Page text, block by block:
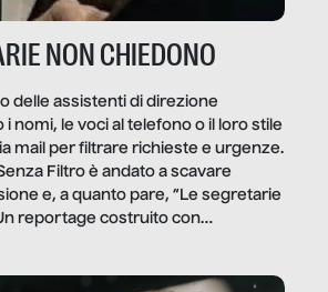
NON CHIEDONO
delle assistenti di direzione
nomi, le voci al telefono o il loro stile
mail per filtrare richieste e urgenze.
Filtro è andato a scavare
e, a quanto pare, “Le segretarie
reportage costruito con